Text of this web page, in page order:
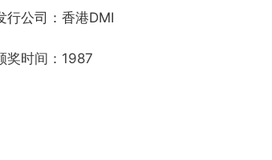
行公司：香港DMI
奖时间：1987